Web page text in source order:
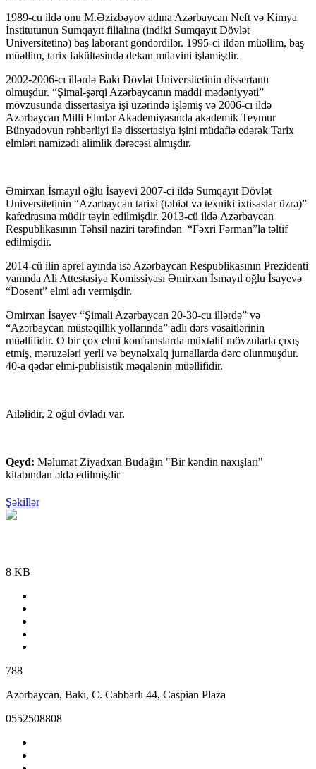
1989-cu ildə onu M.Əzizbəyov adına Azərbaycan Neft və Kimya
İnstitutunun Sumqayıt filialına (indiki Sumqayıt Dövlət
Universitetinə) baş laborant göndərdilər. 1995-ci ildən müəllim, baş
müəllim, tarix fakültəsində dekan müavini işləmişdir.
2002-2006-cı illərdə Bakı Dövlət Universitetinin dissertantı
olmuşdur. “Şimal-şərqi Azərbaycanın maddi mədəniyyəti”
mövzusunda dissertasiya işi üzərində işləmiş və 2006-cı ildə
Azərbaycan Milli Elmlər Akademiyasında akademik Teymur
Bünyadovun rəhbərliyi ilə dissertasiya işini müdafiə edərək Tarix
elmləri namizədi alimlik dərəcəsi almışdır.
Əmirxan İsmayıl oğlu İsayevi 2007-ci ildə Sumqayıt Dövlət
Universitetinin “Azərbaycan tarixi (təbiət və texniki ixtisaslar üzrə)”
kafedrasına müdir təyin edilmişdir. 2013-cü ildə Azərbaycan
Respublikasının Təhsil naziri tərəfindən “Fəxri Fərman”la təltif
edilmişdir.
2014-cü ilin aprel ayında isə Azərbaycan Respublikasının Prezidenti
yanında Ali Attestasiya Komissiyası Əmirxan İsmayıl oğlu İsayevə
“Dosent” elmi adı vermişdir.
Əmirxan İsayev “Şimali Azərbaycan 20-30-cu illərdə” və
“Azərbaycan müstəqillik yollarında” adlı dərs vəsaitlərinin
müəllifidir. O bir çox elmi konfranslarda müxtəlif mövzularla çıxış
etmiş, məruzələri yerli və beynəlxalq jurnallarda dərc olunmuşdur.
40-a qədər elmi-publisistik məqalənin müəllifidir.
Ailəlidir, 2 oğul övladı var.
Qeyd: Məlumat Ziyadxan Budağın "Bir kəndin naxışları"
kitabından əldə edilmişdir
Şəkillər
8 KB
788
Azərbaycan, Bakı, C. Cabbarlı 44, Caspian Plaza
0552508808